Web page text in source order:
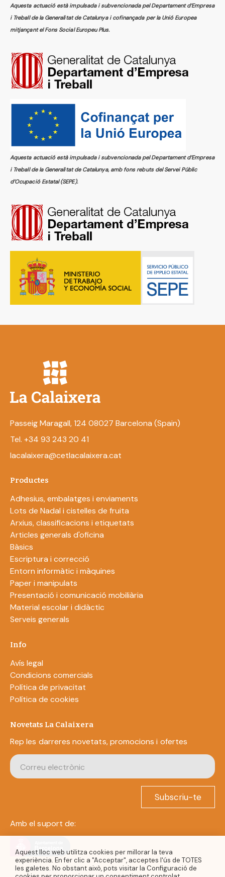
Aquesta actuació està impulsada i subvencionada pel Departament d’Empresa
i Treball de la Generalitat de Catalunya i cofinançada per la Unió Europea
mitjançant el Fons Social Europeu Plus.
Aquesta actuació està impulsada i subvencionada pel Departament d’Empresa
i Treball de la Generalitat de Catalunya, amb fons rebuts del Servei Públic
d’Ocupació Estatal (SEPE).
Passeig Maragall, 124 08027 Barcelona (Spain)
Tel. +34 93 243 20 41
lacalaixera@cetlacalaixera.cat
Productes
Adhesius, embalatges i enviaments
Lots de Nadal i cistelles de fruita
Arxius, classificacions i etiquetats
Articles generals d'oficina
Bàsics
Escriptura i correcció
Entorn informàtic i màquines
Paper i manipulats
Presentació i comunicació mobiliària
Material escolar i didàctic
Serveis generals
Info
Avís legal
Condicions comercials
Política de privacitat
Política de cookies
Novetats La Calaixera
Rep les darreres novetats, promocions i ofertes
Subscriu-te
Amb el suport de:
Aquest lloc web utilitza cookies per millorar la teva
experiència. En fer clic a "Acceptar", acceptes l'ús de TOTES
les galetes. No obstant això, pots visitar la Configuració de